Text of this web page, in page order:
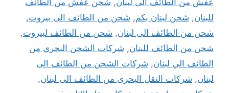
للبنان, شحن لبنان بكم, شحن من الطائف الى بيروت,
شحن من الطائف الى لبنان, شحن من الطائف لبيروت,
شحن من الطائف للبنان, شركات الشحن البحري من
الطائف الي لبنان, شركات الشحن من الطائف الى
لبنان, شركات النقل البحرى من الطائف الى لبنان,